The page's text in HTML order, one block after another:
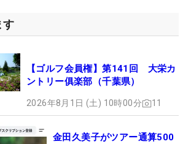
す
【ゴルフ会員権】第141回 大栄カ
ントリー俱楽部（千葉県）
2026年8月1日 (土) 10時00分 11
金田久美子がツアー通算500